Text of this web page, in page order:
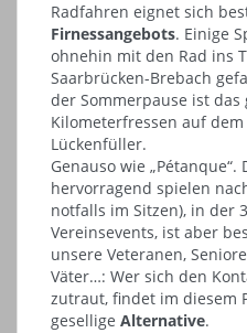
Radfahren eignet sich
Firnessangebots. Einige
ohnehin mit den Rad ins
Saarbrücken-Brebach
der Sommerpause ist
Kilometerfressen auf
Lückenfüller.
Genauso wie „Pétanque“.
hervorragend spielen
notfalls im Sitzen), in der
Vereinsevents, ist aber
unsere Veteranen,
Väter…: Wer sich den
zutraut, findet im diesem
gesellige Alternative.